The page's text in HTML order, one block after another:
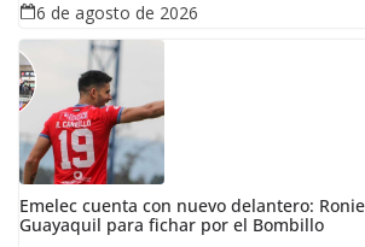
6 de agosto de 2026
Emelec cuenta con nuevo delantero:
Guayaquil para fichar por el Bombillo